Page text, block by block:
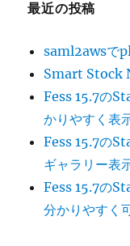
最近の投稿
saml2awsで
Smart Stock
Fess 15.7の
かりやすく表
Fess 15.7の
ギャラリー表
Fess 15.7の
分かりやすく